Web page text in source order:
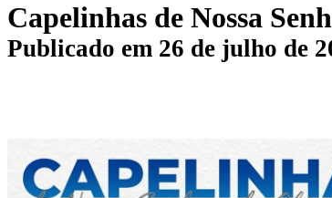
Capelinhas de Nossa
Publicado em 26 de julho de